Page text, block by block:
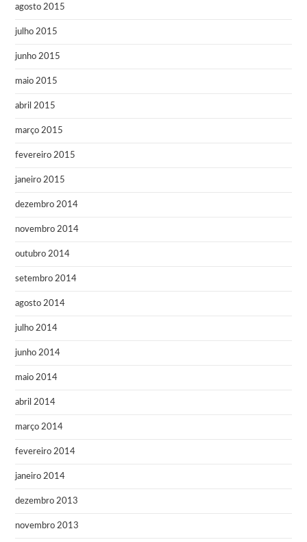
agosto 2015
julho 2015
junho 2015
maio 2015
abril 2015
março 2015
fevereiro 2015
janeiro 2015
dezembro 2014
novembro 2014
outubro 2014
setembro 2014
agosto 2014
julho 2014
junho 2014
maio 2014
abril 2014
março 2014
fevereiro 2014
janeiro 2014
dezembro 2013
novembro 2013